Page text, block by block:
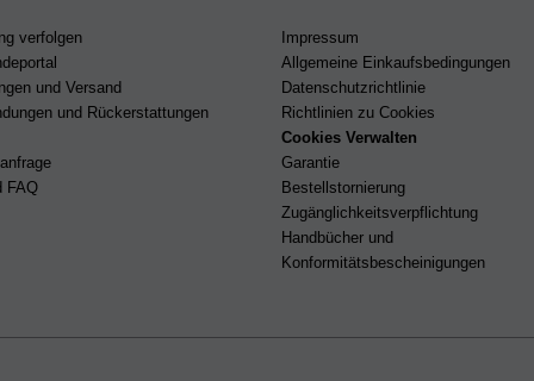
verfolgen
und Versand
und Rückerstattungen
FAQ
Impressum
Allgemeine Einkaufsbedingungen
Datenschutzrichtlinie
Richtlinien zu Cookies
Cookies Verwalten
Garantie
Bestellstornierung
Zugänglichkeitsverpflichtung
Handbücher und
Konformitätsbescheinigungen